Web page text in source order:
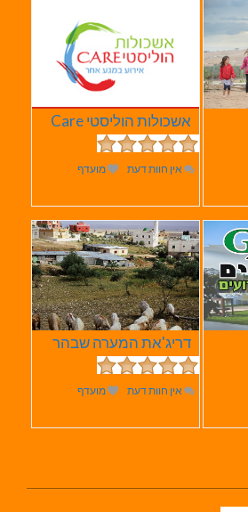
אשכולות הוליסטי Care
אין חוות דעת מועדף
דריג'את המערה שבהר
אין חוות דעת מועדף